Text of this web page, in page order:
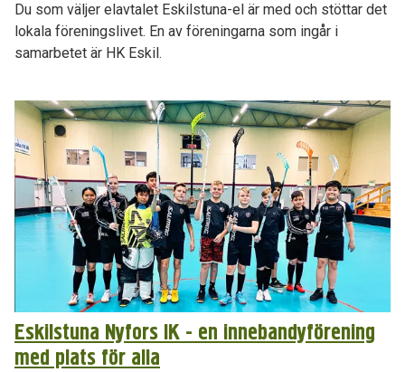
Du som väljer elavtalet Eskilstuna-el är med och stöttar det
lokala föreningslivet. En av föreningarna som ingår i
samarbetet är HK Eskil.
Eskilstuna Nyfors IK - en innebandyförening
med plats för alla